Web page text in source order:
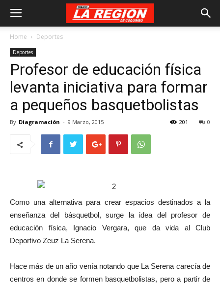
Home Deportes
Deportes
Profesor de educación física
levanta iniciativa para formar
a pequeños basquetbolistas
By Diagramación - 9 Marzo, 2015 0
201
Como una alternativa para crear espacios destinados a la
enseñanza del básquetbol, surge la idea del profesor de
educación física, Ignacio Vergara, que da vida al Club
Deportivo Zeuz La Serena.
Hace más de un año venía notando que La Serena carecía de
centros en donde se formen basquetbolistas, pero a partir de